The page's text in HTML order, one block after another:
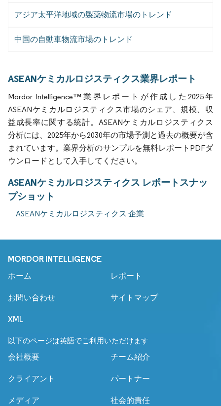
アジア太平洋地域の製薬物流市場のトレンド
中国の自動車物流市場のトレンド
ASEANケミカルロジスティクス業界レポート
Mordor Intelligence™業界レポートが作成した2025年
ASEANケミカルロジスティクス市場のシェア、規模、収
益成長率に関する統計。ASEANケミカルロジスティクス
分析には、2025年から2030年の市場予測と過去の概要が含
まれています。業界分析のサンプルを無料レポートPDFダ
ウンロードとして入手してください。
ASEANケミカルロジスティクス レポートスナッ
プショット
ASEANケミカルロジスティクス 企業
MORDOR INTELLIGENCE
ホーム レポート
お問い合わせ サイトマップ
XML
以下のページは英語でご利用いただけます
会社概要
チーム紹介
クライアント パートナー
メディア 社会的責任